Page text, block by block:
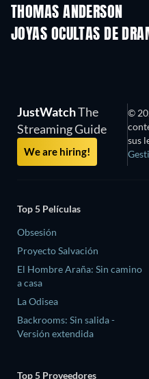
THOMAS ANDERSON
JOYAS OCULTAS DE
JustWatchThe
Streaming Guide
We are hiring!
©
sus
Top 5 Películas
Obsesión
Proyecto Salvación
El Hombre Araña: Sin camino
a casa
La Odisea
Backrooms: Sin salida -
Versión extendida
Top 5 Proveedores